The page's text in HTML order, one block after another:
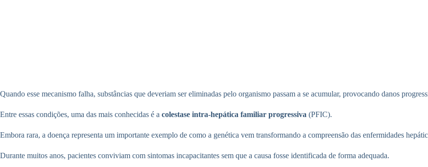
Quando esse mecanismo falha, substâncias que deveriam ser eliminadas pelo organismo passam a se acumular, provocando danos
Entre essas condições, uma das mais conhecidas é a colestase intra-hepática familiar progressiva (PFIC).
Embora rara, a doença representa um importante exemplo de como a genética vem transformando a compreensão das enfermidades
Durante muitos anos, pacientes conviviam com sintomas incapacitantes sem que a causa fosse identificada de forma adequada.